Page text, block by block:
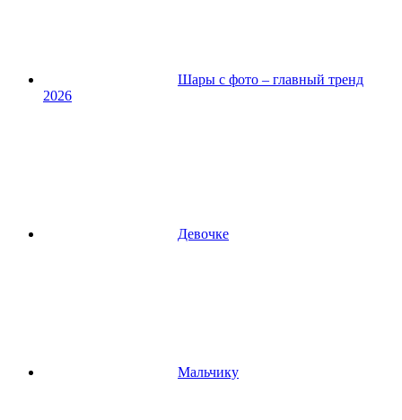
Шары с фото – главный тренд
2026
Девочке
Мальчику